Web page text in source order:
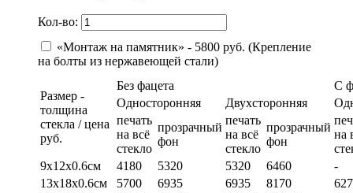
Кол-во:
«Монтаж на памятник» - 5800 руб. (Крепление
на болты из нержавеющей стали)
Размер -
толщина
стекла / цена
руб.
Без фацета
С
Односторонняя
Двухсторонняя
печать
на всё
стекло
прозрачный
фон
печать
на всё
стекло
прозрачный
фон
на
9х12х0.6см
4180 5320 5320 6460
-
13х18х0.6см
5700 6935 6935 8170